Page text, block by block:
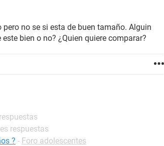
no se si esta de buen tamaño. Alguin
bien o no? ¿Quien quiere comparar?
respuestas
? - Foro adolescentes